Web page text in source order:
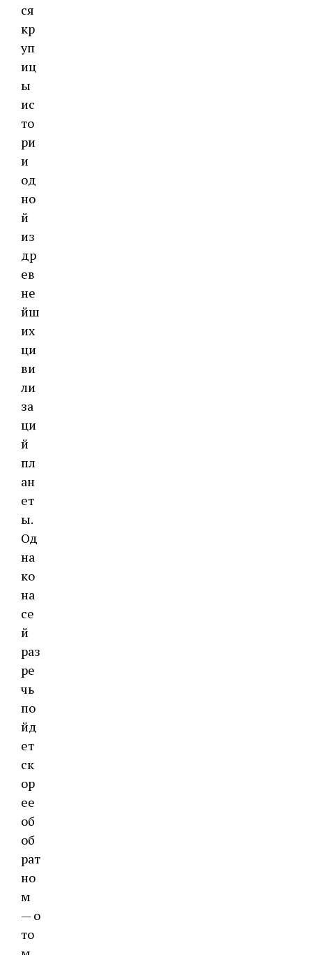
ся
кр
уп
иц
ы
ис
то
ри
и
од
но
й
из
др
ев
не
йш
их
ци
ви
ли
за
ци
й
пл
ан
ет
ы.
Од
на
ко
на
се
й
раз
ре
чь
по
йд
ет
ск
ор
ее
об
об
рат
но
м
— о
то